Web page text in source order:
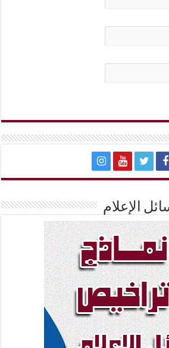
الإعلام